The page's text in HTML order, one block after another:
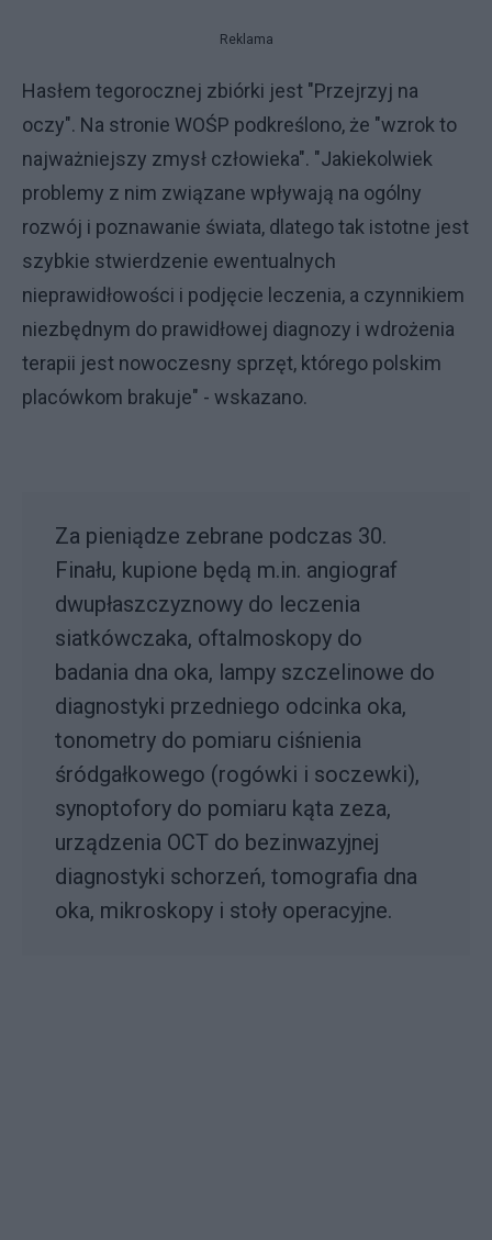
Reklama
Hasłem tegorocznej zbiórki jest "Przejrzyj na
oczy". Na stronie WOŚP podkreślono, że "wzrok to
najważniejszy zmysł człowieka". "Jakiekolwiek
problemy z nim związane wpływają na ogólny
rozwój i poznawanie świata, dlatego tak istotne jest
szybkie stwierdzenie ewentualnych
nieprawidłowości i podjęcie leczenia, a czynnikiem
niezbędnym do prawidłowej diagnozy i wdrożenia
terapii jest nowoczesny sprzęt, którego polskim
placówkom brakuje" - wskazano.
Za pieniądze zebrane podczas 30.
Finału, kupione będą m.in. angiograf
dwupłaszczyznowy do leczenia
siatkówczaka, oftalmoskopy do
badania dna oka, lampy szczelinowe do
diagnostyki przedniego odcinka oka,
tonometry do pomiaru ciśnienia
śródgałkowego (rogówki i soczewki),
synoptofory do pomiaru kąta zeza,
urządzenia OCT do bezinwazyjnej
diagnostyki schorzeń, tomografia dna
oka, mikroskopy i stoły operacyjne.